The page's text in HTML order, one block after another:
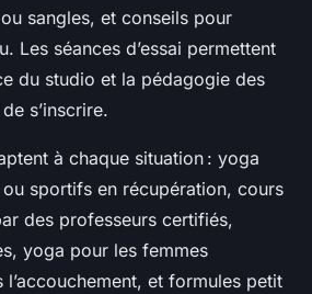
sangles, et conseils pour
Les séances d’essai permettent
du studio et la pédagogie des
s’inscrire.
à chaque situation : yoga
sportifs en récupération, cours
des professeurs certifiés,
yoga pour les femmes
l’accouchement, et formules petit